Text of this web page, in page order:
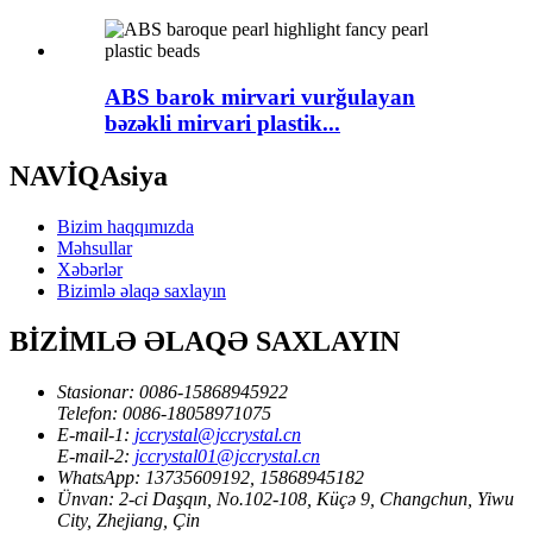
ABS barok mirvari vurğulayan
bəzəkli mirvari plastik...
NAVİQAsiya
Bizim haqqımızda
Məhsullar
Xəbərlər
Bizimlə əlaqə saxlayın
BİZİMLƏ ƏLAQƏ SAXLAYIN
Stasionar: 0086-15868945922
Telefon: 0086-18058971075
E-mail-1: jccrystal@jccrystal.cn
E-mail-2: jccrystal01@jccrystal.cn
WhatsApp: 13735609192, 15868945182
Ünvan: 2-ci Daşqın, No.102-108, Küçə 9, Changchun, Yiwu
City, Zhejiang, Çin